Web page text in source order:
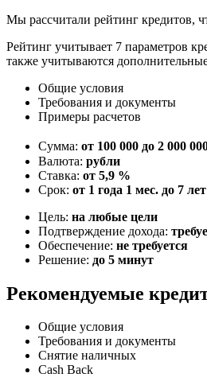
Мы рассчитали рейтинг кредитов,
Рейтинг учитывает 7 параметров
также учитываются
Общие условия
Требования и документы
Примеры расчетов
Сумма: от 100 000 до 2 000
Валюта: рубли
Ставка: от 5,9 %
Срок: от 1 года 1 мес. до 7 лет
Цель: на любые цели
Подтверждение дохода:
Обеспечение: не требуется
Решение: до 5 минут
Рекомендуемые
Общие условия
Требования и документы
Снятие наличных
Cash Back